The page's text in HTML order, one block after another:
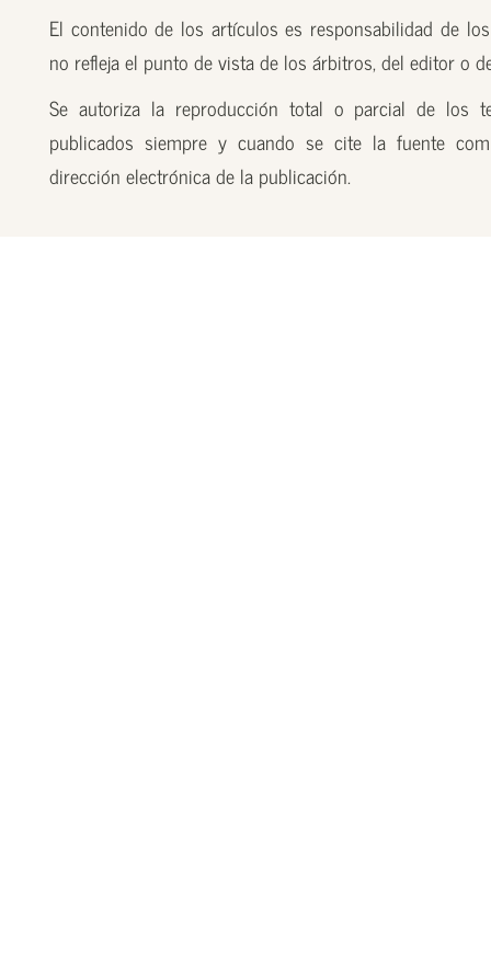
El contenido de los artículos es responsabilidad de
no refleja el punto de vista de los árbitros, del editor o
Se autoriza la reproducción total o parcial de los
publicados siempre y cuando se cite la fuente
dirección electrónica de la publicación.